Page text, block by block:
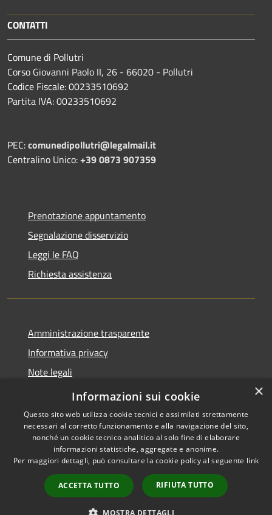
CONTATTI
Comune di Pollutri
Corso Giovanni Paolo II, 26 - 66020 - Pollutri
Codice Fiscale: 00233510692
Partita IVA: 00233510692
PEC:comunedipollutri@legalmail.it
Centralino Unico:+39 0873 907359
Prenotazione appuntamento
Segnalazione disservizio
Leggi le FAQ
Richiesta assistenza
Amministrazione trasparente
Informativa privacy
Note legali
Dichiarazione di accessibilità
Accessibilità
Copyright © 2026 • Comune di
Pollutri • Powered by
Municipium•
Accesso
redazione
×
Informazioni sui cookie
Questo sito web utilizza cookie tecnici e assimilati strettamente
necessari al corretto funzionamento e alla navigazione del sito,
nonché un cookie tecnico analitico al solo fine di elaborare
informazioni statistiche, aggregate e anonime.
Per maggiori dettagli, può consultare la cookie policy al seguente link
ACCETTA TUTTO RIFIUTA TUTTO
MOSTRA DETTAGLI